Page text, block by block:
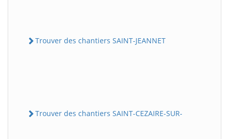
Trouver des chantiers SAINT-JEANNET
Trouver des chantiers SAINT-CEZAIRE-SUR-